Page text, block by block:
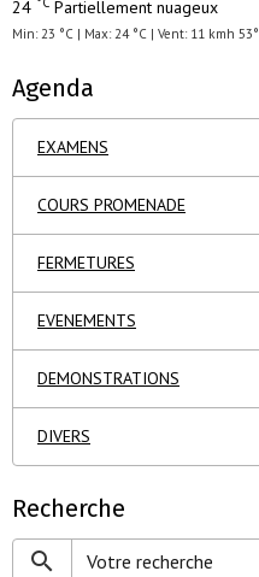
24 Partiellement nuageux
Min: 23 °C | Max: 24 °C | Vent: 11 kmh 53°
Agenda
EXAMENS
COURS PROMENADE
FERMETURES
EVENEMENTS
DEMONSTRATIONS
DIVERS
Recherche